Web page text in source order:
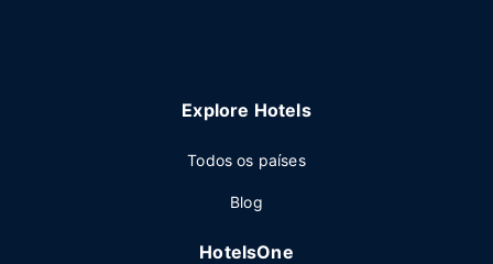
Explore Hotels
Todos os países
Blog
HotelsOne